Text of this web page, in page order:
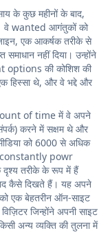
के कुछ महीनों के बाद,
वे wanted आगंतुकों को
एक आकर्षक तरीके से
नहीं दिया। उन्होंने
की कोशिश की
हिस्सा थे, और वे भद्दे और
of time में वे अपने
करने में सक्षम थे और
को 6000 से अधिक
constantly powr
दृश्य तरीके के रूप में हैं
कैसे दिखते हैं। यह अपने
को एक बेहतरीन ऑन-साइट
जिन्होंने अपनी साइट
अन्य व्यक्ति की तुलना में